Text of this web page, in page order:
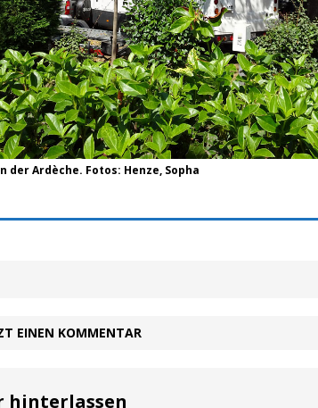
der Ardèche. Fotos: Henze, Sopha
EINEN KOMMENTAR
hinterlassen